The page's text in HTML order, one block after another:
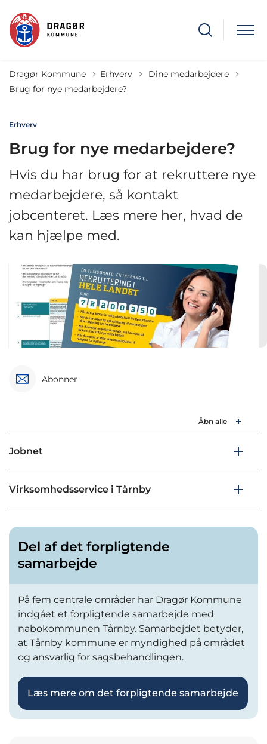
Dragør Kommune Erhverv Tilbage til
Dine medarbejdere
Brug for nye medarbejdere?
Erhverv
Brug for nye medarbejdere?
Hvis du har brug for at rekruttere nye
medarbejdere, så kontakt
jobcenteret. Læs mere her, hvad de
kan hjælpe med.
Abonner
Åbn alle
Jobnet
Virksomhedsservice i Tårnby
Del af det forpligtende
samarbejde
På fem centrale områder har Dragør Kommune
indgået et forpligtende samarbejde med
nabokommunen Tårnby. Samarbejdet betyder,
at Tårnby kommune er myndighed på området
og ansvarlig for sagsbehandlingen.
Læs mere om det forpligtende samarbejde